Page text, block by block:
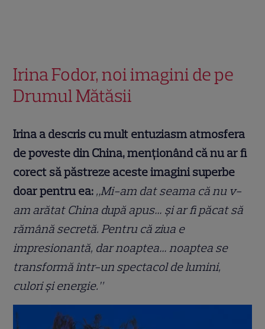
Irina Fodor, noi imagini de pe
Drumul Mătăsii
Irina a descris cu mult entuziasm atmosfera
de poveste din China, menționând că nu ar fi
corect să păstreze aceste imagini superbe
doar pentru ea: „Mi-am dat seama că nu v-
am arătat China după apus… și ar fi păcat să
rămână secretă. Pentru că ziua e
impresionantă, dar noaptea… noaptea se
transformă într-un spectacol de lumini,
culori și energie.”